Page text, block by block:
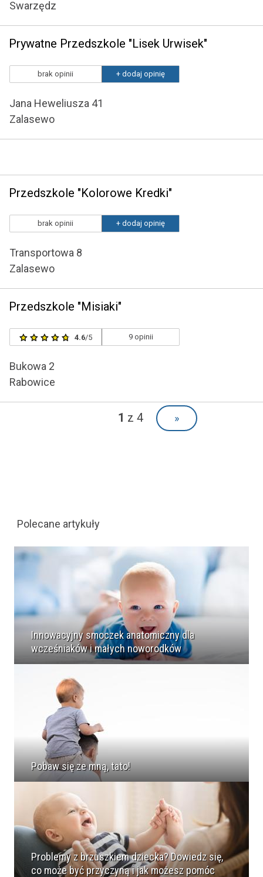
Swarzędz
Prywatne Przedszkole "Lisek Urwisek"
brak opinii + dodaj opinię
Jana Heweliusza 41
Zalasewo
Przedszkole "Kolorowe Kredki"
brak opinii + dodaj opinię
Transportowa 8
Zalasewo
Przedszkole "Misiaki"
4.6/5 9 opinii
Bukowa 2
Rabowice
1 z 4 »
Polecane artykuły
Innowacyjny smoczek anatomiczny dla
wcześniaków i małych noworodków
Pobaw się ze mną, tato!
Problemy z brzuszkiem dziecka? Dowiedz się,
co może być przyczyną i jak możesz pomóc